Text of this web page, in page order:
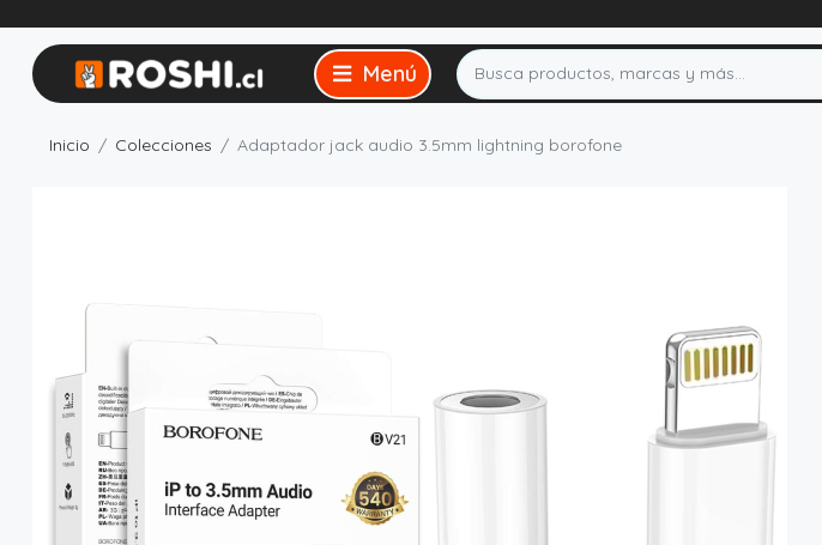
Inicio Colecciones Adaptador jack audio 3.5mm lightning borofone